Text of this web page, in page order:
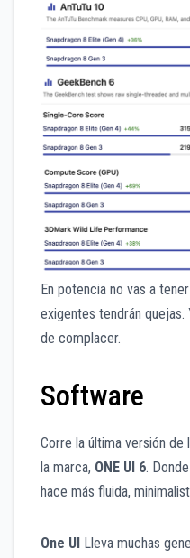
En potencia no vas a
exigentes tendrán
de complacer.
Software
Corre la última versión de
la marca, ONE UI 6.
hace más fluida,
One UI Lleva muchas